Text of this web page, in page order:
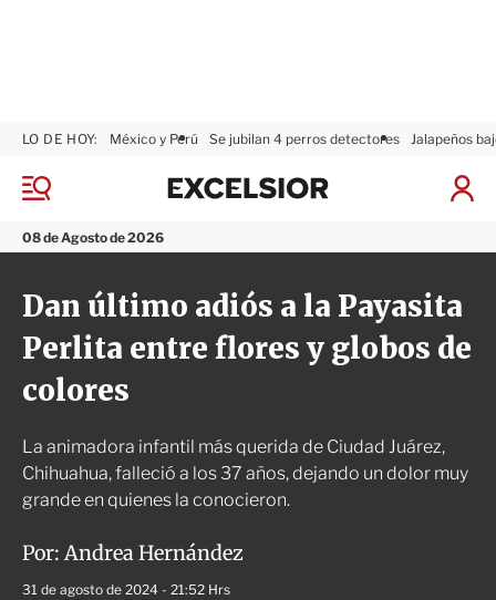
M
n
ú
08 de Agosto de 2026
LO DE HOY: México y Perú Se jubilan 4 perros detectores Jalapeños
I
a
r
S
e
x
l
i
o
r
Dan último adiós a la Payasita
Perlita entre flores y globos de
colores
La animadora infantil más querida de Ciudad Juárez,
Chihuahua, falleció a los 37 años, dejando un dolor muy
grande en quienes la conocieron.
Por:Andrea Hernández
31 de agosto de 2024 - 21:52 Hrs